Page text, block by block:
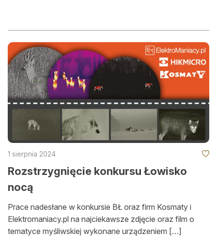
1 sierpnia 2024
Rozstrzygnięcie konkursu Łowisko
nocą
Prace nadesłane w konkursie BŁ oraz firm Kosmaty i
Elektromaniacy.pl na najciekawsze zdjęcie oraz film o
tematyce myśliwskiej wykonane urządzeniem […]